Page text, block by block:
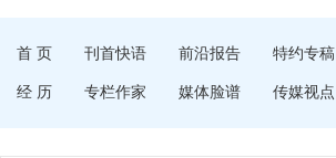
首 页 刊首快语 前沿报告 特约专稿
经 历 专栏作家 媒体脸谱 传媒视点